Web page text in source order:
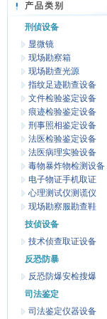
产品类别
刑侦设备
显微镜
现场勘察箱
现场勘查光源
指纹足迹勘查设备
文件检验鉴定设备
痕迹检验鉴定设备
刑事照相鉴定设备
法医检验鉴定设备
法医病理实验设备
毒物暴炸物检测设备
电子物证手机取证
心理测试仪测谎仪
现场勘察服勘查鞋
技侦设备
技术侦查取证设备
反恐防暴
反恐防爆安检搜爆
司法鉴定
司法鉴定仪器设备